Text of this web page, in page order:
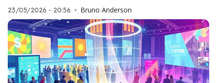
23/05/2026 - 20:56 • Bruno Anderson